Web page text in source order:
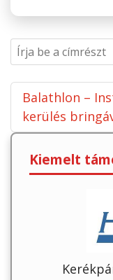
Írja be a címrészt
Balathlon –
kerülés
Kiemelt